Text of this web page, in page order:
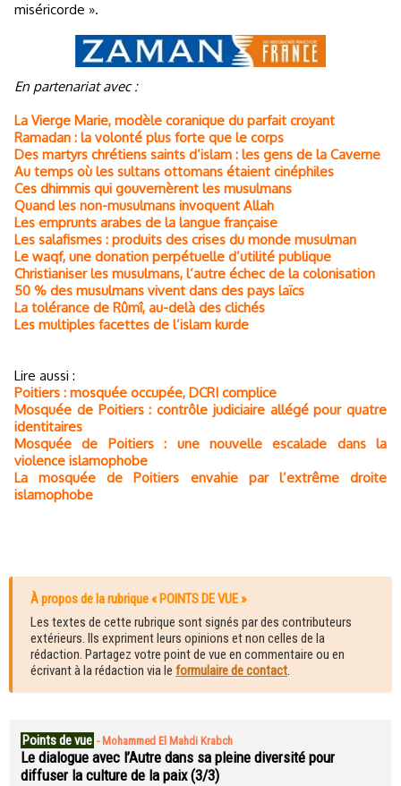
miséricorde ».
En partenariat avec :
La Vierge Marie, modèle coranique du parfait croyant
Ramadan : la volonté plus forte que le corps
Des martyrs chrétiens saints d’islam : les gens de la Caverne
Au temps où les sultans ottomans étaient cinéphiles
Ces dhimmis qui gouvernèrent les musulmans
Quand les non-musulmans invoquent Allah
Les emprunts arabes de la langue française
Les salafismes : produits des crises du monde musulman
Le waqf, une donation perpétuelle d’utilité publique
Christianiser les musulmans, l’autre échec de la colonisation
50 % des musulmans vivent dans des pays laïcs
La tolérance de Rûmî, au-delà des clichés
Les multiples facettes de l’islam kurde
Lire aussi :
Poitiers : mosquée occupée, DCRI complice
Mosquée de Poitiers : contrôle judiciaire allégé pour quatre
identitaires
Mosquée de Poitiers : une nouvelle escalade dans la
violence islamophobe
La mosquée de Poitiers envahie par l’extrême droite
islamophobe
À propos de la rubrique « POINTS DE VUE »
Les textes de cette rubrique sont signés par des contributeurs
extérieurs. Ils expriment leurs opinions et non celles de la
rédaction. Partagez votre point de vue en commentaire ou en
écrivant à la rédaction via le formulaire de contact.
Points de vue - Mohammed El Mahdi Krabch
Le dialogue avec l’Autre dans sa pleine diversité pour
diffuser la culture de la paix (3/3)